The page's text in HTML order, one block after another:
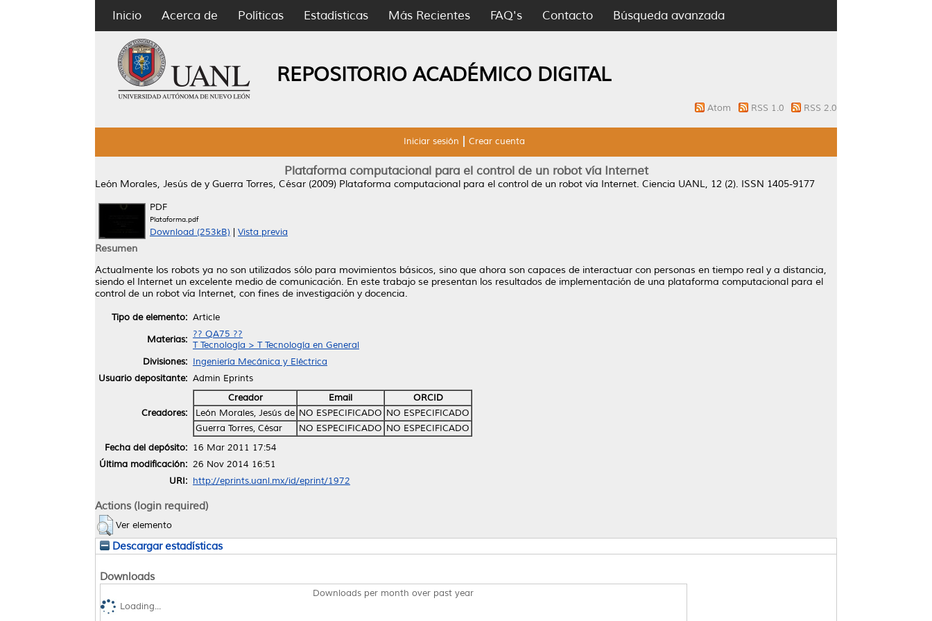
Inicio Acerca de Políticas Estadísticas Más Recientes FAQ's Contacto Búsqueda avanzada
REPOSITORIO ACADÉMICO DIGITAL
Atom RSS 1.0 RSS 2.0
Iniciar sesión Crear cuenta
Plataforma computacional para el control de un robot vía Internet
León Morales, Jesús de y Guerra Torres, César (2009) Plataforma computacional para el control de un robot vía Internet. Ciencia UANL, 12 (2). ISSN 1405-9177
PDF
Plataforma.pdf
Download (253kB) Vista previa
Resumen
Actualmente los robots ya no son utilizados sólo para movimientos básicos, sino que ahora son capaces de interactuar con personas en tiempo real y a distancia,
siendo el Internet un excelente medio de comunicación. En este trabajo se presentan los resultados de implementación de una plataforma computacional para el
control de un robot vía Internet, con fines de investigación y docencia.
Tipo de elemento: Article
Materias: ?? QA75 ??
T Tecnología > T Tecnología en General
Divisiones: Ingeniería Mecánica y Eléctrica
Usuario depositante: Admin Eprints
Creadores:
Creador Email
ORCID
León Morales, Jesús de NO ESPECIFICADO NO ESPECIFICADO
Guerra Torres, César
NO ESPECIFICADO NO ESPECIFICADO
Fecha del depósito: 16 Mar 2011 17:54
Última modificación: 26 Nov 2014 16:51
URI: http://eprints.uanl.mx/id/eprint/1972
Actions (login required)
Ver elemento
Descargar estadísticas
Downloads
Downloads per month over past year
Loading...